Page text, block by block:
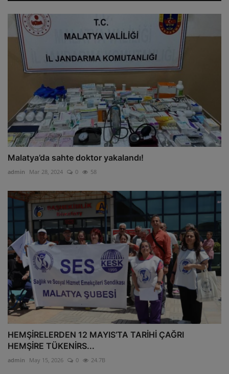
Malatya’da sahte doktor yakalandı!
admin Mar 28, 2024 0 58
HEMŞİRELERDEN 12 MAYIS’TA TARİHİ ÇAĞRI
HEMŞİRE TÜKENİRS...
admin May 15, 2026 0 24.7B